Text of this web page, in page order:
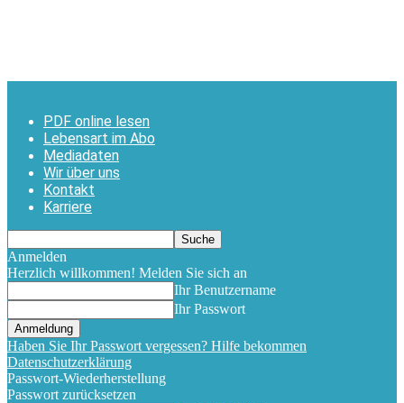
PDF online lesen
Lebensart im Abo
Mediadaten
Wir über uns
Kontakt
Karriere
Anmelden
Herzlich willkommen! Melden Sie sich an
Ihr Benutzername
Ihr Passwort
Haben Sie Ihr Passwort vergessen? Hilfe bekommen
Datenschutzerklärung
Passwort-Wiederherstellung
Passwort zurücksetzen